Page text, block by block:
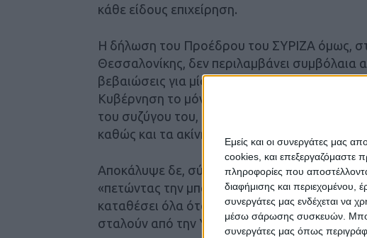
Εμείς και οι συνεργάτες μας
cookies, και επεξεργαζόμαστε
πληροφορίες που
διαφήμισης και περιεχομένου,
συνεργάτες μας ενδέχεται να
μέσω σάρωσης συσκευών.
συνεργάτες μας όπως
κάθε είδους επιχείρηση.
Η δήλωση του Προέδρου του ΣΥΡΙΖΑ όμως,
Θεσσαλονίκης, δεν περιλαμβάνει συμβόλαια
βεβαιώσεις για μίσθωση θυρίδων κ.α. και
Κυβέρνηση το μόνο που έκανε ήταν να
του συζύγου του, τα εισοδήματά του,
καθώς και τα ακίνητα που διαθέτει.
Αποκάλυψε δε, σύμφωνα με την Κυβέρνηση,
«πετώντας την μπάλα στην εξέδρα, αφού
καταθέσει όλα όταν τα λάβει από τις
σταλούν από την Υπηρεσία Εσόδων, το